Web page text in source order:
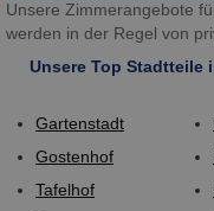
Unsere Zimmerangebote
werden in der Regel von
Unsere Top Stadtteile
Gartenstadt
Gostenhof
Tafelhof